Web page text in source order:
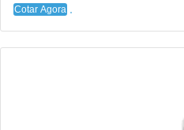
Cotar Agora